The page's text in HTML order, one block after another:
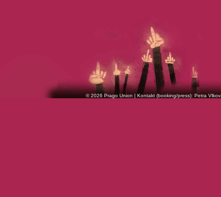
© 2026 Prago Union | Kontakt (booking/press): Petra